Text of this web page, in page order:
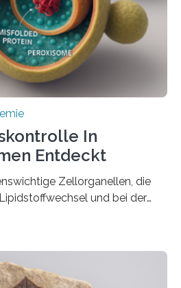
In
Entdeckt
Zellorganellen, die
und bei der
zahlreiche Enzyme präzise in
um Prof. Dr. Ralf Erdmann
hat nun einen bislang